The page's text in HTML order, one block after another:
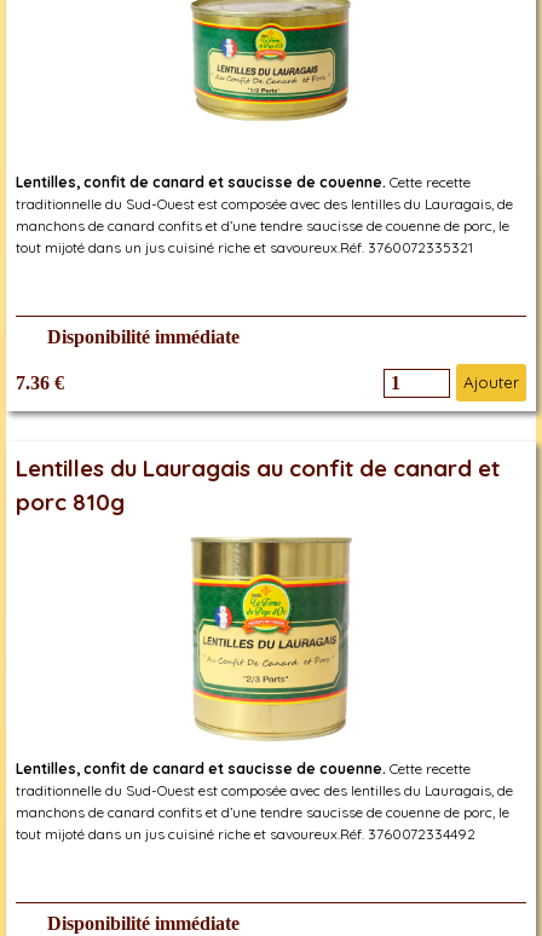
Lentilles, confit de canard et saucisse de couenne. Cette recette
traditionnelle du Sud-Ouest est composée avec des lentilles du Lauragais, de
manchons de canard confits et d’une tendre saucisse de couenne de porc, le
tout mijoté dans un jus cuisiné riche et savoureux.Réf. 3760072335321
Disponibilité immédiate
7.36 € Ajouter
Lentilles du Lauragais au confit de canard et
porc 810g
Lentilles, confit de canard et saucisse de couenne. Cette recette
traditionnelle du Sud-Ouest est composée avec des lentilles du Lauragais, de
manchons de canard confits et d’une tendre saucisse de couenne de porc, le
tout mijoté dans un jus cuisiné riche et savoureux.Réf. 3760072334492
Disponibilité immédiate